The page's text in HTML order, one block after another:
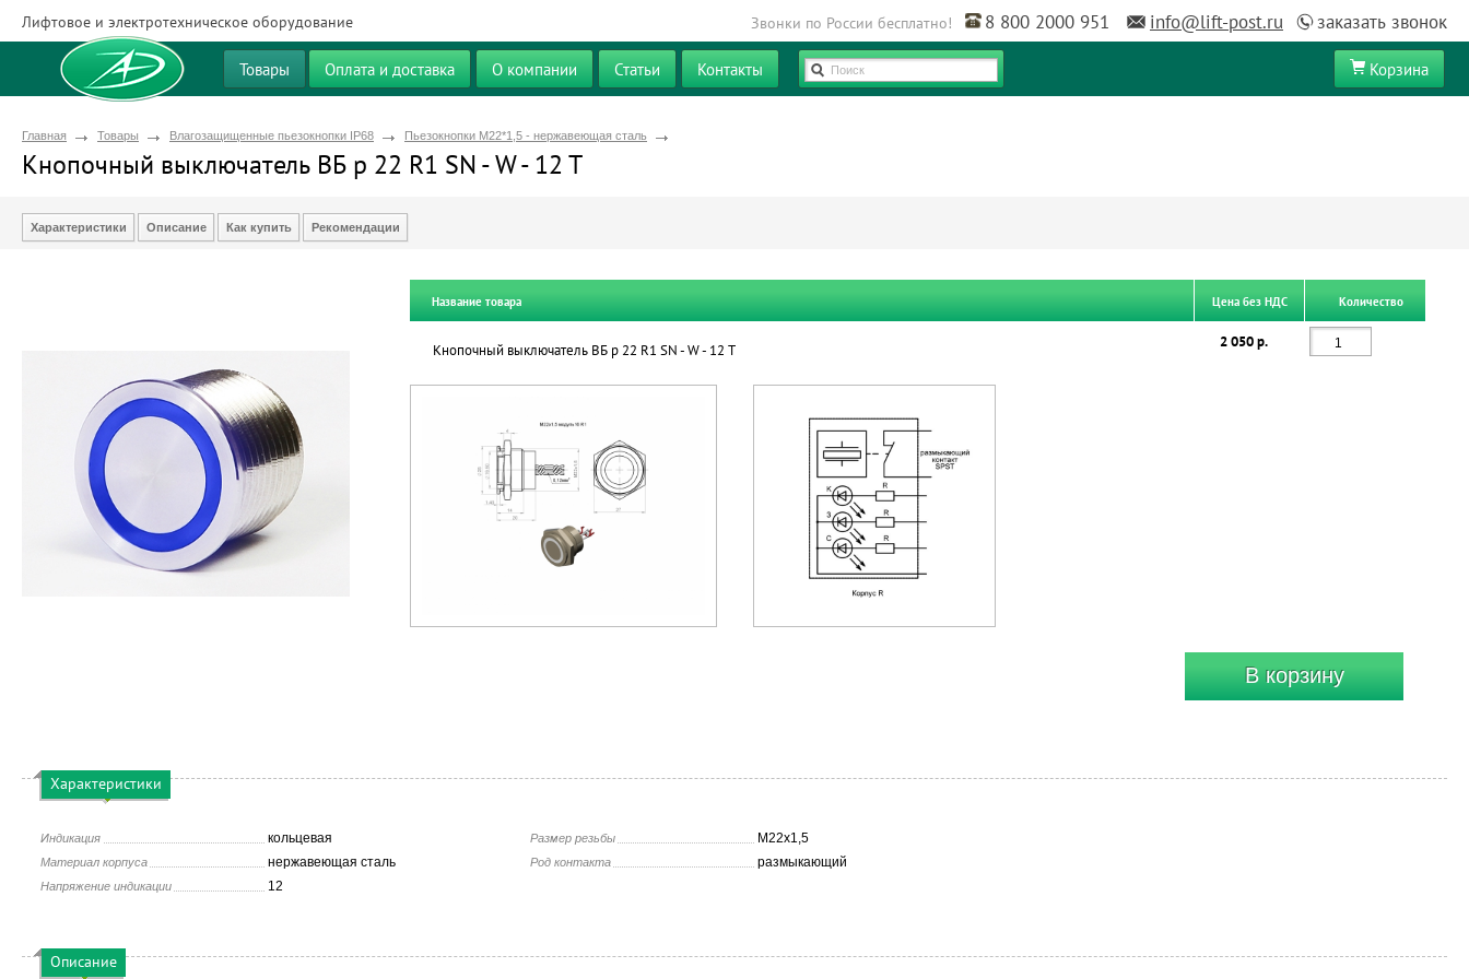
Лифтовое и электротехническое оборудование Звонки по России бесплатно! 8 800 2000 951 info@lift-post.ru заказать звонок
Товары Оплата и доставка О компании Статьи Контакты Поиск Корзина
Главная Товары Влагозащищенные пьезокнопки IP68 Пьезокнопки М22*1,5 - нержавеющая сталь
Кнопочный выключатель ВБ р 22 R1 SN - W - 12 T
Характеристики Описание Как купить Рекомендации
Название товара Цена без НДС Количество
Кнопочный выключатель ВБ р 22 R1 SN - W - 12 T 2 050 р.
В корзину
Характеристики
Индикация кольцевая
Материал корпуса нержавеющая сталь
Напряжение индикации 12
Размер резьбы М22х1,5
Род контакта размыкающий
Описание